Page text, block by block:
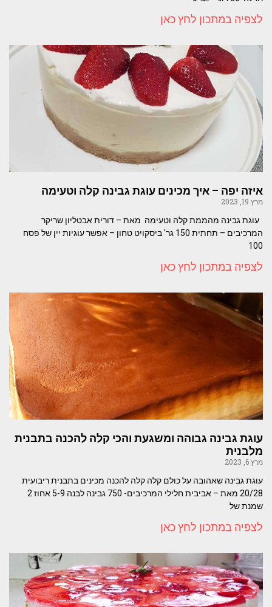
לצפיה במתכון לחץ כאן
איזה יפה – איך מכינים עוגת גבינה קלה וטעימה
מרץ 19, 2023
עוגת גבינה מהממת קלה וטעימה מאת – דורית אבטליון שריקר
המרכיבים – תחתית 150 גר' ביסקויט טחון – אפשר עוגיות יין של פסח
100
לצפיה במתכון לחץ כאן
עוגת גבינה גבוהה ומשגעת והכי קלה להכנה בתבנית
מלבנית
מרץ 6, 2023
עוגת גבינה שאהובה על כולם קלה קלה להכנה מכינים בתבנית ריבועית
20/28 מאת – אביבית חלילי המרכיבים- 750 גבינה לבנה 5-9 אחוז 2
שמנת של
לצפיה במתכון לחץ כאן